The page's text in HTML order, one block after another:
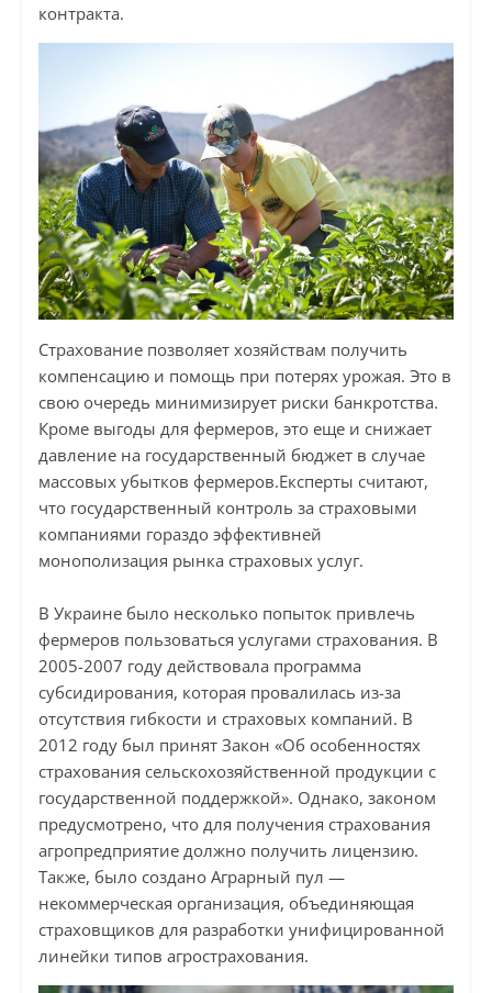
контракта.
Страхование позволяет хозяйствам получить
компенсацию и помощь при потерях урожая. Это в
свою очередь минимизирует риски банкротства.
Кроме выгоды для фермеров, это еще и снижает
давление на государственный бюджет в случае
массовых убытков фермеров.Експерты считают,
что государственный контроль за страховыми
компаниями гораздо эффективней
монополизация рынка страховых услуг.
В Украине было несколько попыток привлечь
фермеров пользоваться услугами страхования. В
2005-2007 году действовала программа
субсидирования, которая провалилась из-за
отсутствия гибкости и страховых компаний. В
2012 году был принят Закон «Об особенностях
страхования сельскохозяйственной продукции с
государственной поддержкой». Однако, законом
предусмотрено, что для получения страхования
агропредприятие должно получить лицензию.
Также, было создано Аграрный пул —
некоммерческая организация, объединяющая
страховщиков для разработки унифицированной
линейки типов агрострахования.